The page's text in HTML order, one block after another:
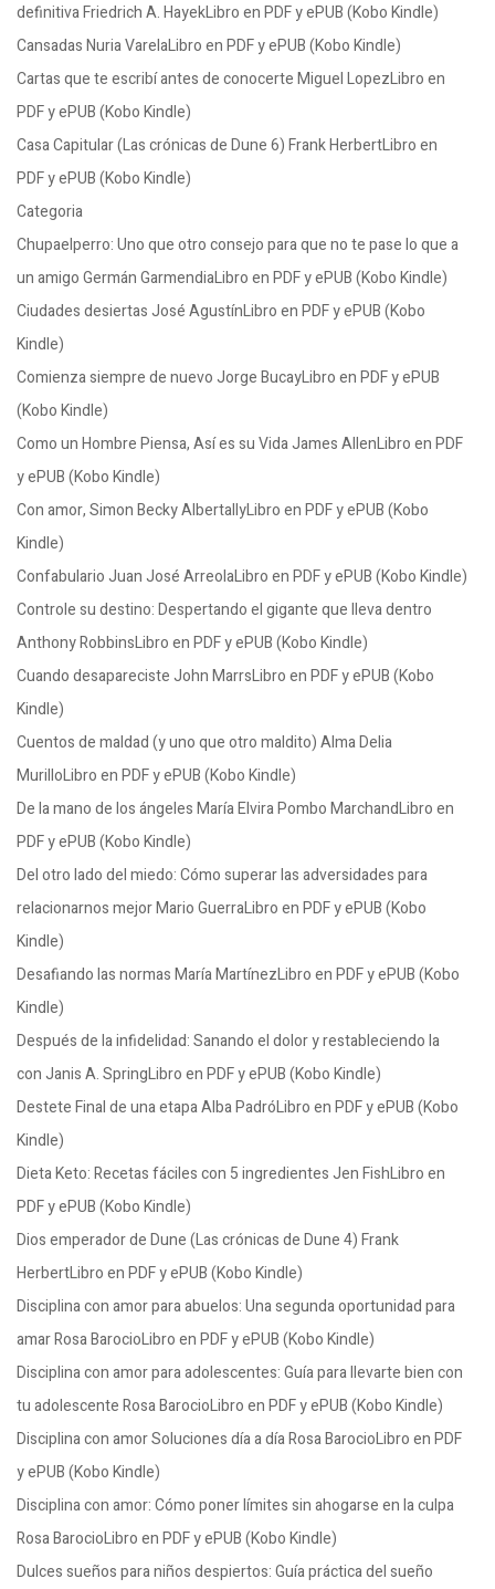
definitiva Friedrich A. HayekLibro en PDF y ePUB (Kobo Kindle)
Cansadas Nuria VarelaLibro en PDF y ePUB (Kobo Kindle)
Cartas que te escribí antes de conocerte Miguel LopezLibro en
PDF y ePUB (Kobo Kindle)
Casa Capitular (Las crónicas de Dune 6) Frank HerbertLibro en
PDF y ePUB (Kobo Kindle)
Categoria
Chupaelperro: Uno que otro consejo para que no te pase lo que a
un amigo Germán GarmendiaLibro en PDF y ePUB (Kobo Kindle)
Ciudades desiertas José AgustínLibro en PDF y ePUB (Kobo
Kindle)
Comienza siempre de nuevo Jorge BucayLibro en PDF y ePUB
(Kobo Kindle)
Como un Hombre Piensa, Así es su Vida James AllenLibro en PDF
y ePUB (Kobo Kindle)
Con amor, Simon Becky AlbertallyLibro en PDF y ePUB (Kobo
Kindle)
Confabulario Juan José ArreolaLibro en PDF y ePUB (Kobo Kindle)
Controle su destino: Despertando el gigante que lleva dentro
Anthony RobbinsLibro en PDF y ePUB (Kobo Kindle)
Cuando desapareciste John MarrsLibro en PDF y ePUB (Kobo
Kindle)
Cuentos de maldad (y uno que otro maldito) Alma Delia
MurilloLibro en PDF y ePUB (Kobo Kindle)
De la mano de los ángeles María Elvira Pombo MarchandLibro en
PDF y ePUB (Kobo Kindle)
Del otro lado del miedo: Cómo superar las adversidades para
relacionarnos mejor Mario GuerraLibro en PDF y ePUB (Kobo
Kindle)
Desafiando las normas María MartínezLibro en PDF y ePUB (Kobo
Kindle)
Después de la infidelidad: Sanando el dolor y restableciendo la
con Janis A. SpringLibro en PDF y ePUB (Kobo Kindle)
Destete Final de una etapa Alba PadróLibro en PDF y ePUB (Kobo
Kindle)
Dieta Keto: Recetas fáciles con 5 ingredientes Jen FishLibro en
PDF y ePUB (Kobo Kindle)
Dios emperador de Dune (Las crónicas de Dune 4) Frank
HerbertLibro en PDF y ePUB (Kobo Kindle)
Disciplina con amor para abuelos: Una segunda oportunidad para
amar Rosa BarocioLibro en PDF y ePUB (Kobo Kindle)
Disciplina con amor para adolescentes: Guía para llevarte bien con
tu adolescente Rosa BarocioLibro en PDF y ePUB (Kobo Kindle)
Disciplina con amor Soluciones día a día Rosa BarocioLibro en PDF
y ePUB (Kobo Kindle)
Disciplina con amor: Cómo poner límites sin ahogarse en la culpa
Rosa BarocioLibro en PDF y ePUB (Kobo Kindle)
Dulces sueños para niños despiertos: Guía práctica del sueño